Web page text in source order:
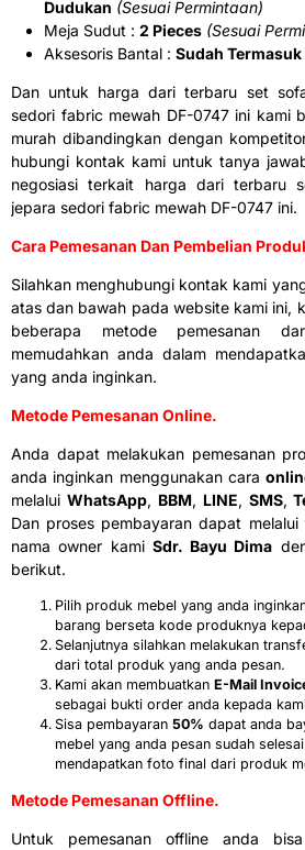
Dudukan (Sesuai Permintaan)
Meja Sudut : 2 Pieces (Sesuai
Aksesoris Bantal : Sudah Termasuk
Dan untuk harga dari terbaru set
sedori fabric mewah DF-0747 ini kami
murah dibandingkan dengan
hubungi kontak kami untuk tanya
negosiasi terkait harga dari terbaru
jepara sedori fabric mewah DF-0747 ini.
Cara Pemesanan Dan Pembelian
Silahkan menghubungi kontak kami
atas dan bawah pada website kami ini,
beberapa metode pemesanan
memudahkan anda dalam
yang anda inginkan.
Metode Pemesanan Online.
Anda dapat melakukan pemesanan
anda inginkan menggunakan cara
melalui WhatsApp, BBM, LINE, SMS,
Dan proses pembayaran dapat
nama owner kami Sdr. Bayu Dima
berikut.
Pilih produk mebel yang anda
barang berseta kode produknya
Selanjutnya silahkan melakukan
dari total produk yang anda pesan.
Kami akan membuatkan E-Mail
sebagai bukti order anda kepada
Sisa pembayaran 50% dapat anda
mebel yang anda pesan sudah
mendapatkan foto final dari produk
Metode Pemesanan Offline.
Untuk pemesanan offline anda